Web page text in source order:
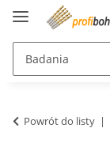
Powrót do listy